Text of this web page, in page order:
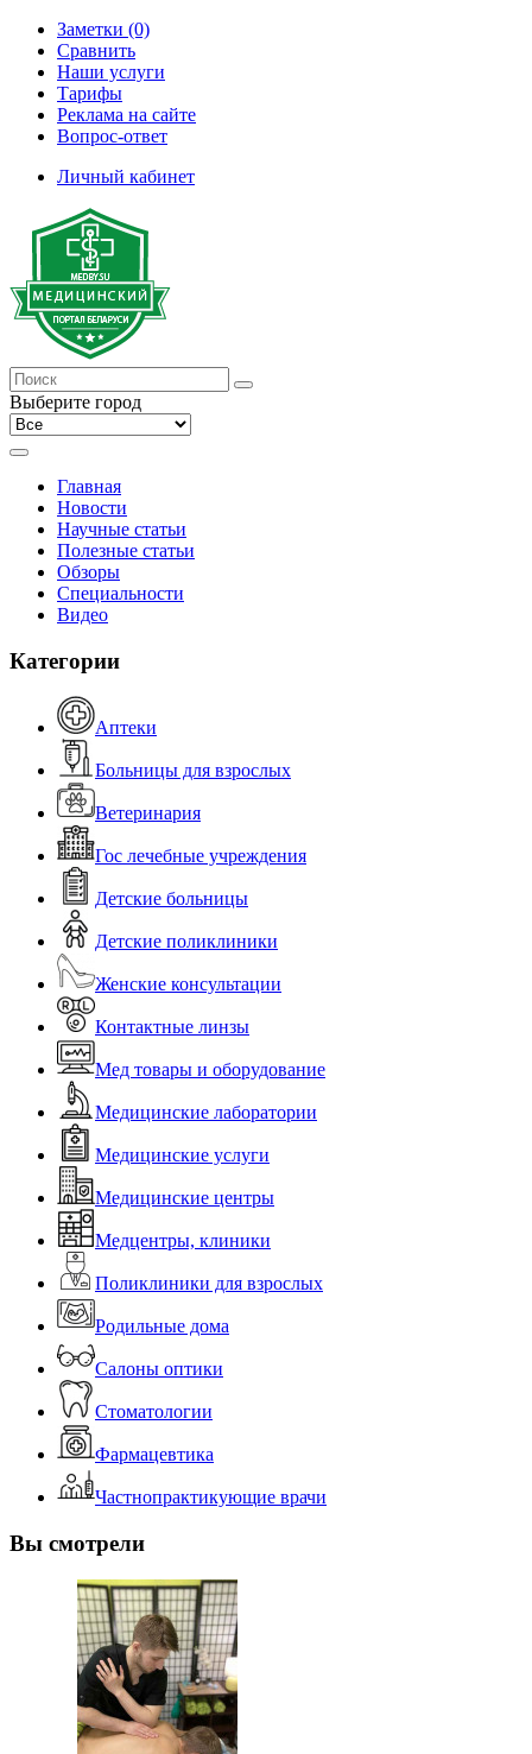
Заметки (0)
Сравнить
Наши услуги
Тарифы
Реклама на сайте
Вопрос-ответ
Личный кабинет
Выберите город
Главная
Новости
Научные статьи
Полезные статьи
Обзоры
Специальности
Видео
Категории
Аптеки
Больницы для взрослых
Ветеринария
Гос лечебные учреждения
Детские больницы
Детские поликлиники
Женские консультации
Контактные линзы
Мед товары и оборудование
Медицинские лаборатории
Медицинские услуги
Медицинские центры
Медцентры, клиники
Поликлиники для взрослых
Родильные дома
Салоны оптики
Стоматологии
Фармацевтика
Частнопрактикующие врачи
Вы смотрели